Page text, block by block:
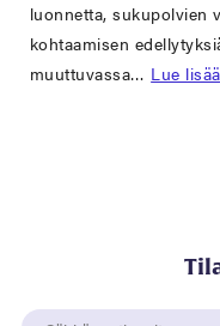
luonnetta, sukupolvien
kohtaamisen
muuttuvassa… Lue lisää